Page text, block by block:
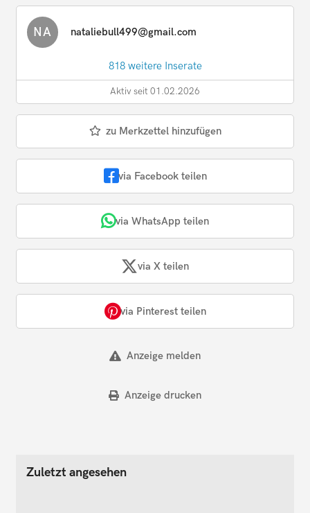
NA nataliebull499@gmail.com
818 weitere Inserate
Aktiv seit 01.02.2026
zu Merkzettel hinzufügen
via Facebook teilen
via WhatsApp teilen
via X teilen
via Pinterest teilen
Anzeige melden
Anzeige drucken
Zuletzt angesehen